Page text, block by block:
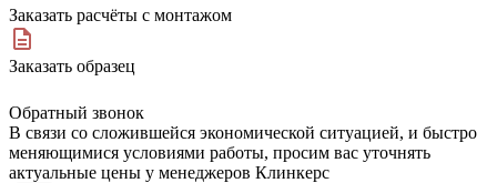
Заказать расчёты с монтажом
Заказать образец
Обратный звонок
В связи со сложившейся экономической ситуацией, и быстро
меняющимися условиями работы, просим вас уточнять
актуальные цены у менеджеров Клинкерс